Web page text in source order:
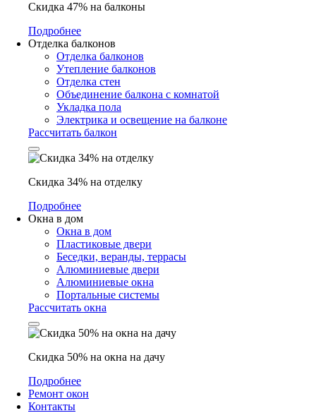
Скидка 47% на балконы
Подробнее
Отделка балконов
Отделка балконов
Утепление балконов
Отделка стен
Объединение балкона с комнатой
Укладка пола
Электрика и освещение на балконе
Рассчитать балкон
Скидка 34% на отделку
Подробнее
Окна в дом
Окна в дом
Пластиковые двери
Беседки, веранды, террасы
Алюминиевые двери
Алюминиевые окна
Портальные системы
Рассчитать окна
Скидка 50% на окна на дачу
Подробнее
Ремонт окон
Контакты